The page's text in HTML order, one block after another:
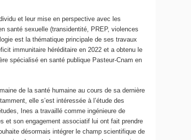
et leur mise en perspective avec les
santé sexuelle (transidentité, PREP, violences
est la thématique principale de ses travaux
immunitaire héréditaire en 2022 et a obtenu le
spécialisé en santé publique Pasteur-Cnam en
de la santé humaine au cours de sa dernière
elle s’est intéressée à l’étude des
Ines a travaillé comme ingénieure de
et son engagement associatif lui ont fait prendre
désormais intégrer le champ scientifique de